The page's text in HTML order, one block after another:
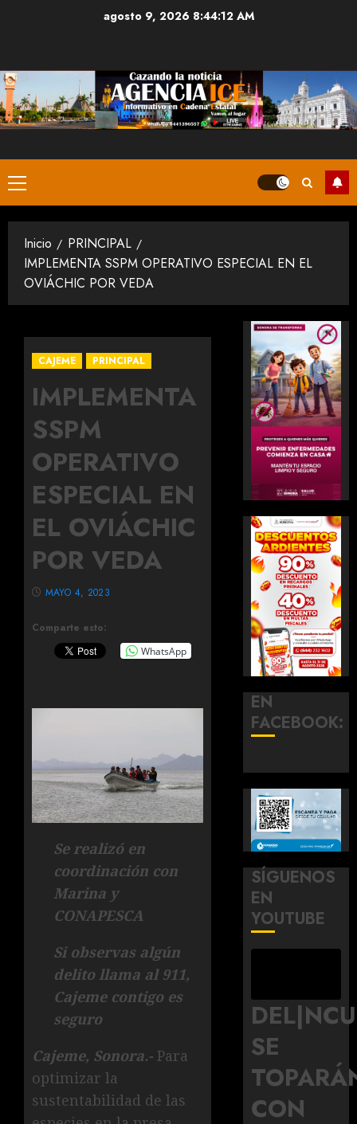
agosto 9, 2026 8:44:13 AM
Menú
principal
Inicio
PRINCIPAL
IMPLEMENTA SSPM OPERATIVO ESPECIAL EN EL
OVIÁCHIC POR VEDA
CAJEME PRINCIPAL
IMPLEMENTA
SSPM
OPERATIVO
ESPECIAL EN
EL OVIÁCHIC
POR VEDA
Comparte esto:
WhatsApp
MAYO 4, 2023
Se realizó en
coordinación con
Marina y
CONAPESCA
Si observas algún
delito llama al 911,
Cajeme contigo es
seguro
Cajeme, Sonora.- Para
optimizar la
sustentabilidad de las
EN
FACEBOOK:
SÍGUENOS
EN
YOUTUBE
SE
CON